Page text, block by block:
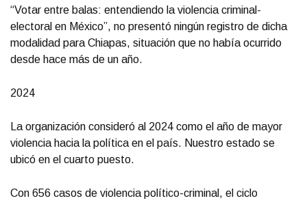
“Votar entre balas: entendiendo la violencia criminal-
electoral en México”, no presentó ningún registro de dicha
modalidad para Chiapas, situación que no había ocurrido
desde hace más de un año.
2024
La organización consideró al 2024 como el año de mayor
violencia hacia la política en el país. Nuestro estado se
ubicó en el cuarto puesto.
Con 656 casos de violencia político-criminal, el ciclo